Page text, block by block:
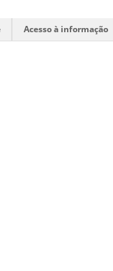
Acesso à informação